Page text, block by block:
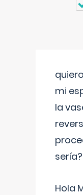
mi
la
sería?
Hola